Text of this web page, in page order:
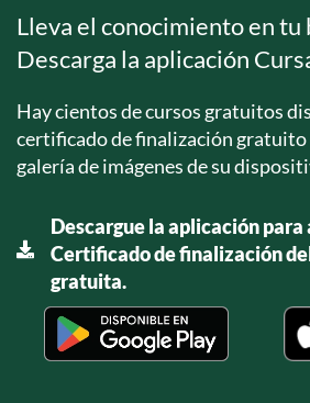
Lleva el conocimiento en tu
Descarga la aplicación
Hay cientos de cursos gratuitos
certificado de finalización gratuito
galería de imágenes de su
Descargue la aplicación para
Certificado de finalización
gratuita.